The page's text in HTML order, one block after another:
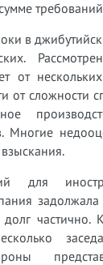
в
от
от сложности
Многие
для
задолжала
частично.